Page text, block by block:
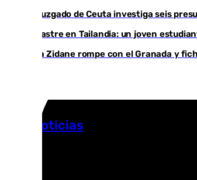
Un juzgado de Ceuta investiga seis
Desastre en Tailandia: un joven
Luca Zidane rompe con el Granada y
Más noticias